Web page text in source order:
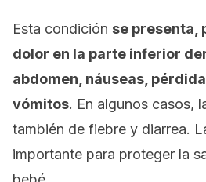
Esta condición se presenta,
dolor en la parte inferior
abdomen, náuseas,
vómitos. En algunos casos,
también de fiebre y diarrea.
importante para proteger la